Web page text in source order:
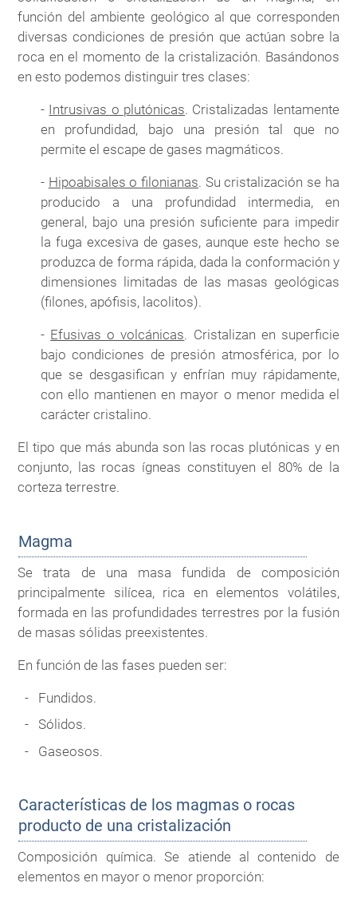
función del ambiente geológico al que corresponden
diversas condiciones de presión que actúan sobre la
roca en el momento de la cristalización. Basándonos
en esto podemos distinguir tres clases:
- Intrusivas o plutónicas. Cristalizadas lentamente
en profundidad, bajo una presión tal que no
permite el escape de gases magmáticos.
- Hipoabisales o filonianas. Su cristalización se ha
producido a una profundidad intermedia, en
general, bajo una presión suficiente para impedir
la fuga excesiva de gases, aunque este hecho se
produzca de forma rápida, dada la conformación y
dimensiones limitadas de las masas geológicas
(filones, apófisis, lacolitos).
- Efusivas o volcánicas. Cristalizan en superficie
bajo condiciones de presión atmosférica, por lo
que se desgasifican y enfrían muy rápidamente,
con ello mantienen en mayor o menor medida el
carácter cristalino.
El tipo que más abunda son las rocas plutónicas y en
conjunto, las rocas ígneas constituyen el 80% de la
corteza terrestre.
Magma
Se trata de una masa fundida de composición
principalmente silícea, rica en elementos volátiles,
formada en las profundidades terrestres por la fusión
de masas sólidas preexistentes.
En función de las fases pueden ser:
Fundidos.
Sólidos.
Gaseosos.
Características de los magmas o rocas
producto de una cristalización
Composición química. Se atiende al contenido de
elementos en mayor o menor proporción: